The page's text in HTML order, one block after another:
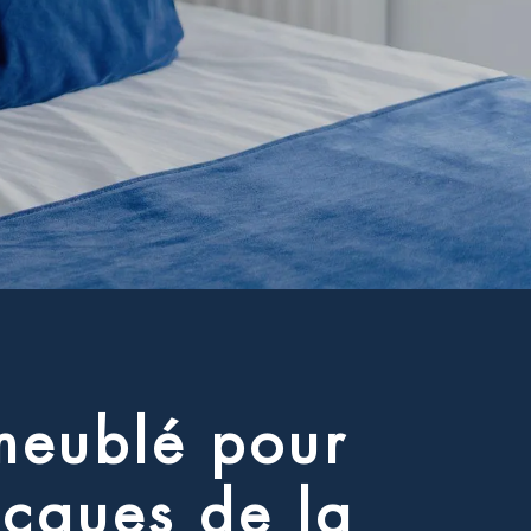
eublé pour
cques d e a